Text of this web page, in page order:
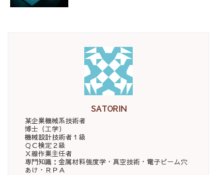
SATORIN
某企業機械系技術者
博士（工学）
機械設計技術者１級
ＱＣ検定２級
Ｘ線作業主任者
専門知識：金属材料強度学・真空技術・電子ビーム穴
あけ・ＲＰＡ